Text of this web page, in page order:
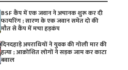
BSF कैंप में एक जवान ने अचानक शुरू कर दी
फायरिंग ; सारण के एक जवान समेत दो की
मौत से कैंप में मचा हड़कंप
दिनदहाड़े अपराधियों ने युवक की गोली मार की
हत्या ; आक्रोशित लोगों ने सड़क जाम कर काटा
बवाल